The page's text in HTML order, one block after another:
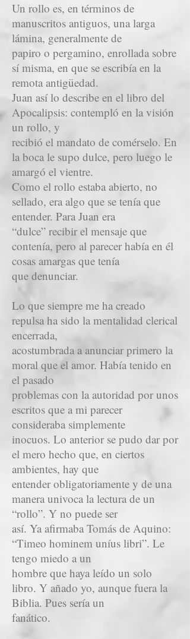
Un rollo es, en términos de
manuscritos antiguos, una larga
lámina, generalmente de
papiro o pergamino, enrollada sobre
sí misma, en que se escribía en la
remota antigüedad.
Juan así lo describe en el libro del
Apocalipsis: contempló en la visión
un rollo, y
recibió el mandato de comérselo. En
la boca le supo dulce, pero luego le
amargó el vientre.
Como el rollo estaba abierto, no
sellado, era algo que se tenía que
entender. Para Juan era
“dulce” recibir el mensaje que
contenía, pero al parecer había en él
cosas amargas que tenía
que denunciar.
Lo que siempre me ha creado
repulsa ha sido la mentalidad clerical
encerrada,
acostumbrada a anunciar primero la
moral que el amor. Había tenido en
el pasado
problemas con la autoridad por unos
escritos que a mi parecer
consideraba simplemente
inocuos. Lo anterior se pudo dar por
el mero hecho que, en ciertos
ambientes, hay que
entender obligatoriamente y de una
manera univoca la lectura de un
“rollo”. Y no puede ser
así. Ya afirmaba Tomás de Aquino:
“Timeo hominem uníus libri”. Le
tengo miedo a un
hombre que haya leído un solo
libro. Y añado yo, aunque fuera la
Biblia. Pues sería un
fanático.